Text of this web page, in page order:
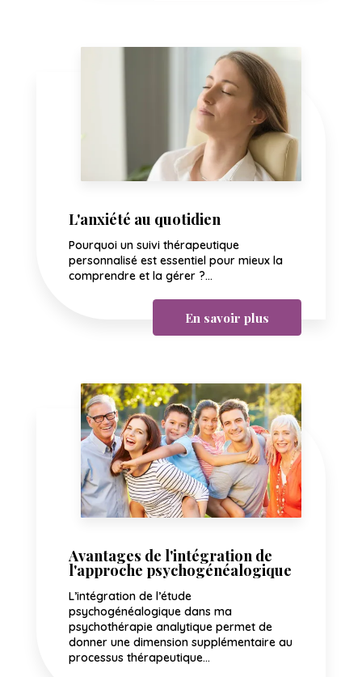
L'anxiété au quotidien
Pourquoi un suivi thérapeutique
personnalisé est essentiel pour mieux la
comprendre et la gérer ?...
En savoir plus
Avantages de l'intégration de
l'approche psychogénéalogique
L’intégration de l’étude
psychogénéalogique dans ma
psychothérapie analytique permet de
donner une dimension supplémentaire au
processus thérapeutique...